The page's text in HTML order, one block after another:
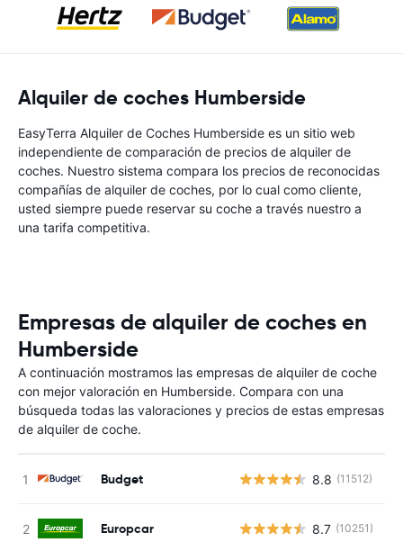
Alquiler de coches Humberside
EasyTerra Alquiler de Coches Humberside es un sitio web
independiente de comparación de precios de alquiler de
coches. Nuestro sistema compara los precios de reconocidas
compañías de alquiler de coches, por lo cual como cliente,
usted siempre puede reservar su coche a través nuestro a
una tarifa competitiva.
Empresas de alquiler de coches en
Humberside
A continuación mostramos las empresas de alquiler de coche
con mejor valoración en Humberside. Compara con una
búsqueda todas las valoraciones y precios de estas empresas
de alquiler de coche.
Budget 8.8 (11512)
Europcar 8.7 (10251)